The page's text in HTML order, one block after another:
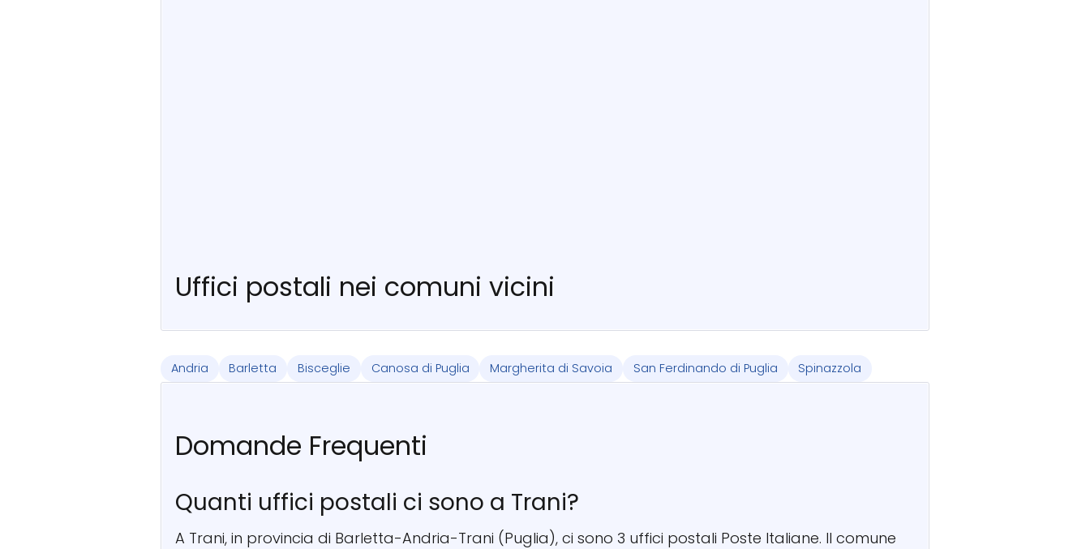
Uffici postali nei comuni vicini
Andria Barletta Bisceglie Canosa di Puglia Margherita di Savoia San Ferdinando di Puglia Spinazzola
Domande Frequenti
Quanti uffici postali ci sono a Trani?
A Trani, in provincia di Barletta-Andria-Trani (Puglia), ci sono 3 uffici postali Poste Italiane. Il comune